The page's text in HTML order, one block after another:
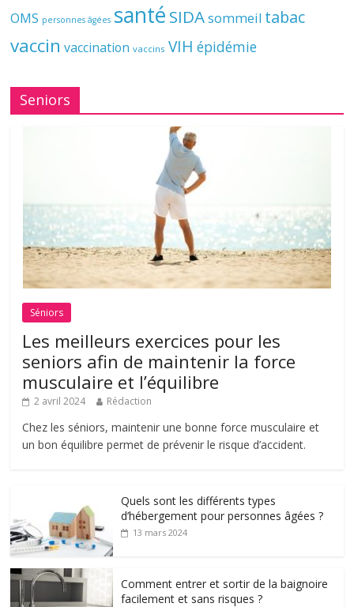
OMS personnes âgées santé SIDAsommeil tabac
vaccin vaccination vaccins VIH épidémie
Seniors
Séniors
Les meilleurs exercices pour les
seniors afin de maintenir la force
musculaire et l’équilibre
2 avril 2024 Rédaction
Chez les séniors, maintenir une bonne force musculaire et
un bon équilibre permet de prévenir le risque d’accident.
Quels sont les différents types
d’hébergement pour personnes âgées ?
13 mars 2024
Comment entrer et sortir de la baignoire
facilement et sans risques ?